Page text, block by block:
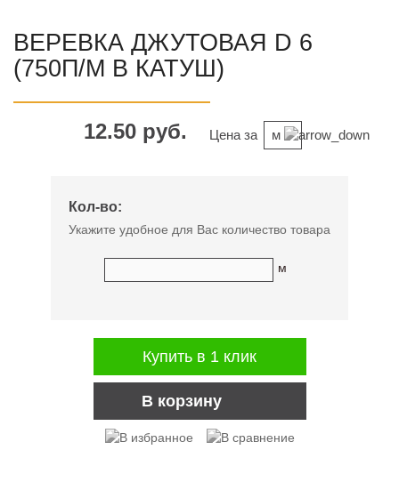
ВЕРЕВКА ДЖУТОВАЯ D 6
(750П/М В КАТУШ)
12.50 руб. Цена за м
Кол-во:
Укажите удобное для Вас количество товара
м
В корзину
Купить в 1 клик